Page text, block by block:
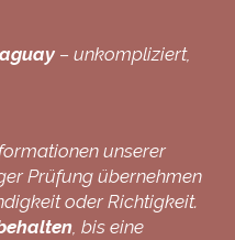
– unkompliziert,
unserer
Prüfung übernehmen
oder Richtigkeit.
, bis eine